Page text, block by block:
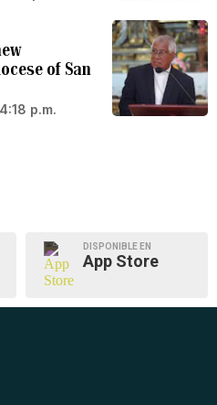
of San
p.m.
DISPONIBLE EN
App Store